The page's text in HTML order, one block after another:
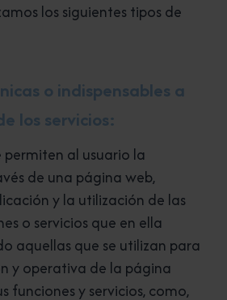
los siguientes tipos de
o indispensables a
los servicios:
permiten al usuario la
de una página web,
y la utilización de las
o servicios que en ella
aquellas que se utilizan para
y operativa de la página
funciones y servicios, como,